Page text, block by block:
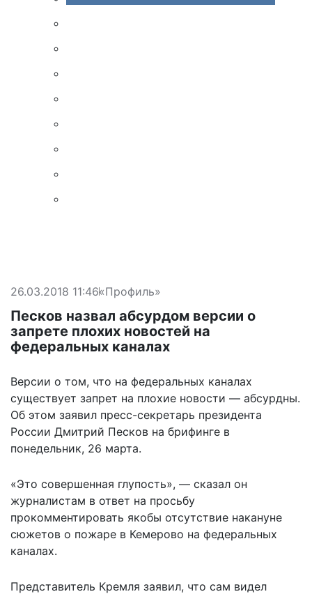
26.03.2018 11:46«Профиль»
Песков назвал абсурдом версии о
запрете плохих новостей на
федеральных каналах
Версии о том, что на федеральных каналах
существует запрет на плохие новости — абсурдны.
Об этом заявил пресс-секретарь президента
России Дмитрий Песков на брифинге в
понедельник, 26 марта.
«Это совершенная глупость», — сказал он
журналистам в ответ на просьбу
прокомментировать якобы отсутствие накануне
сюжетов о пожаре в Кемерово на федеральных
каналах.
Представитель Кремля заявил, что сам видел